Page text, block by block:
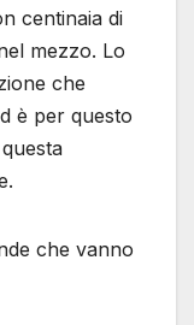
centinaia di
mezzo. Lo
che
è per questo
che vanno